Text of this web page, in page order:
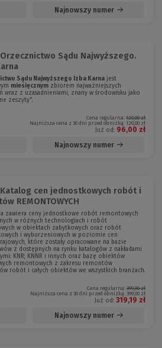
Najnowszy numer
Orzecznictwo Sądu Najwyższego.
Sądu Najwyższego Izba Karna jest
miesięcznym zbiorem najważniejszych
wraz z uzasadnieniami, znany w środowisku jako
zeszyty".
Cena regularna: 120,00 zł
Najniższa cena z 30 dni przed obniżką: 120,00 zł
Już od: 96,00 zł
Najnowszy numer
Katalog cen jednostkowych robót i
REMONTOWYCH
zawiera ceny jednostkowe robót remontowych
w różnych technologiach i robót
w obiektach zabytkowych oraz robót
i wyburzeniowych w poziomie cen
które zostały opracowane na bazie
z dostępnych na rynku katalogów z nakładami
KNR; KNNR i innych oraz bazę obiektów
remontowych z zakresu remontów
robót i całych obiektów we wszystkich branżach.
Cena regularna: 399,00 zł
Najniższa cena z 30 dni przed obniżką: 399,00 zł
Już od: 319,19 zł
Najnowszy numer